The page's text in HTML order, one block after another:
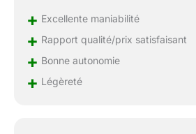
+ Excellente maniabilité
+ Rapport qualité/prix satisfaisant
+ Bonne autonomie
+ Légèreté